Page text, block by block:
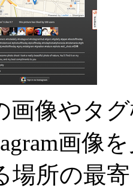
画像やタ
画像
場所の最